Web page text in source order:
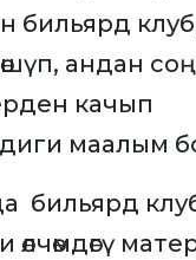
бильярд
андан
качып
маалым
бильярд
өлчөмдөгү